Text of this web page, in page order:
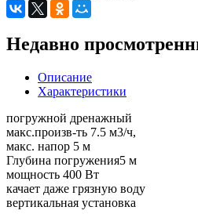
Недавно
Описание
Характеристики
погружной дренажный
макс.произв-ть 7.5 м3/ч,
макс. напор 5 м
Глубина погружения5 м
мощность 400 Вт
качает даже грязную воду
вертикальная установка